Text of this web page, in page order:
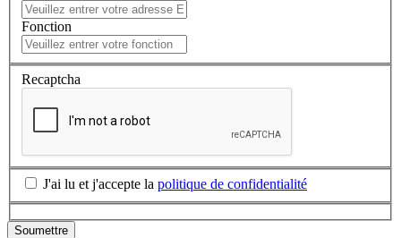
Fonction
Recaptcha
J'ai lu et j'accepte la politique de confidentialité